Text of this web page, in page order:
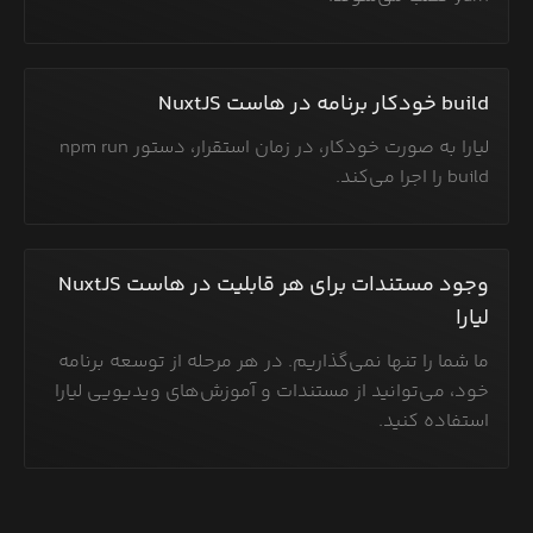
build خودکار برنامه در هاست NuxtJS
لیارا به صورت خودکار، در زمان استقرار، دستور npm run
build را اجرا می‌کند.
وجود مستندات برای هر قابلیت در هاست NuxtJS
لیارا
ما شما را تنها نمی‌گذاریم. در هر مرحله از توسعه برنامه
خود، می‌توانید از مستندات و آموزش‌های ویدیویی لیارا
استفاده کنید.